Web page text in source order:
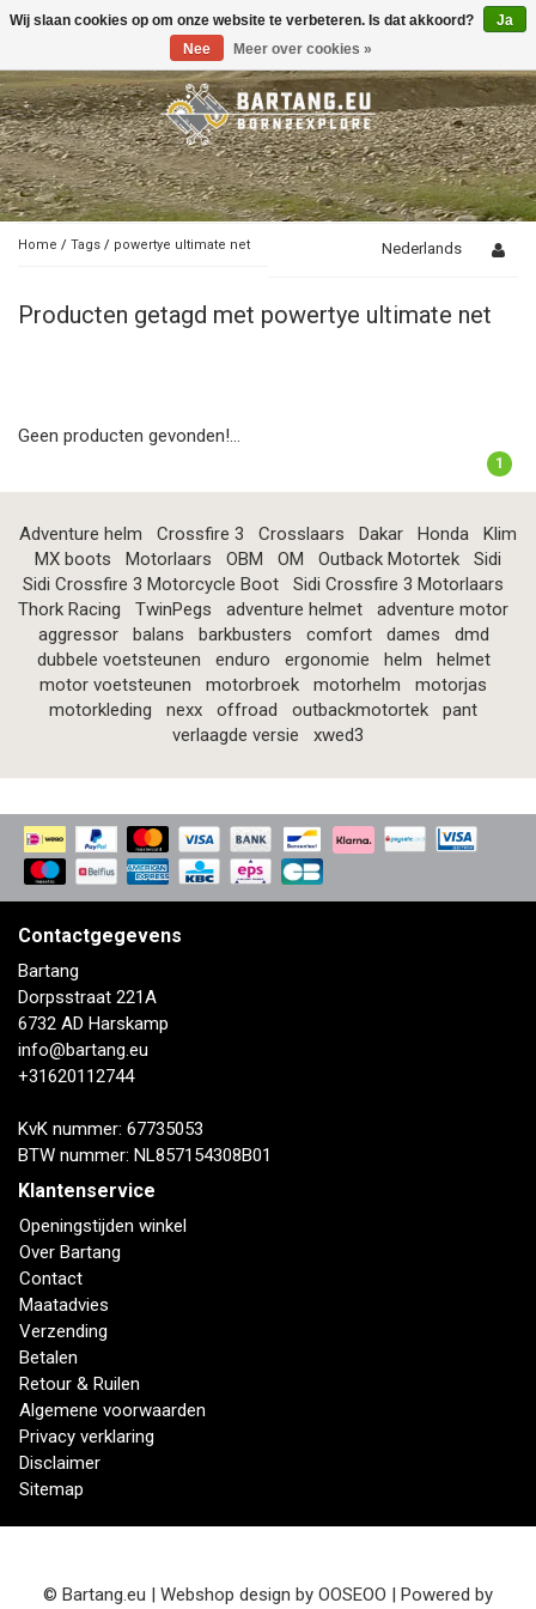
Toggle
Home / Tags / powertye ultimate net Nederlands
Producten getagd met powertye ultimate net
Geen producten gevonden!...
1
Adventure helm Crossfire 3 Crosslaars Dakar Honda
Klim
MX boots
Motorlaars OBM OM Outback Motortek
Sidi
Sidi Crossfire 3 Motorcycle Boot
Sidi Crossfire 3 Motorlaars
Thork Racing
TwinPegs adventure helmet
adventure motor
aggressor
balans barkbusters comfort dames
dmd
dubbele voetsteunen
enduro ergonomie helm
helmet
motor voetsteunen
motorbroek motorhelm
motorjas
motorkleding
nexx offroad outbackmotortek
pant
verlaagde versie
xwed3
Contactgegevens
Bartang
Dorpsstraat 221A
6732 AD Harskamp
info@bartang.eu
+31620112744
KvK nummer: 67735053
BTW nummer: NL857154308B01
Klantenservice
Openingstijden winkel
Over Bartang
Contact
Maatadvies
Verzending
Betalen
Retour & Ruilen
Algemene voorwaarden
Privacy verklaring
Disclaimer
Sitemap
© Bartang.eu | Webshop design by OOSEOO | Powered by
Wij slaan cookies op om onze website te verbeteren. Is dat akkoord?
Ja
Nee
Meer over cookies »